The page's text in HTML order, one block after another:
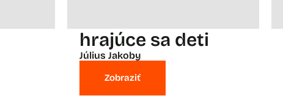
hrajúce sa deti
Július Jakoby
Zobraziť